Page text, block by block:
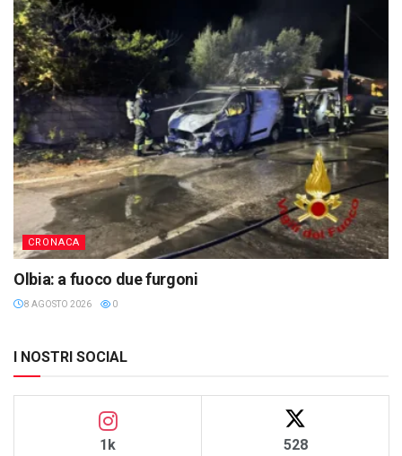
CRONACA
Olbia: a fuoco due furgoni
8 AGOSTO 2026 0
I NOSTRI SOCIAL
1k 528